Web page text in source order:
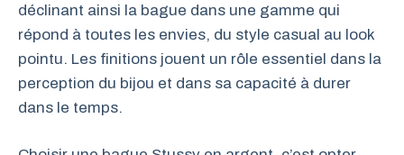
déclinant ainsi la bague dans une gamme qui
répond à toutes les envies, du style casual au look
pointu. Les finitions jouent un rôle essentiel dans la
perception du bijou et dans sa capacité à durer
dans le temps.